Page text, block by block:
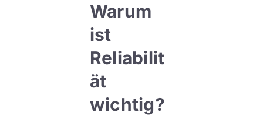
Warum
ist
Reliabilit
ät
wichtig?